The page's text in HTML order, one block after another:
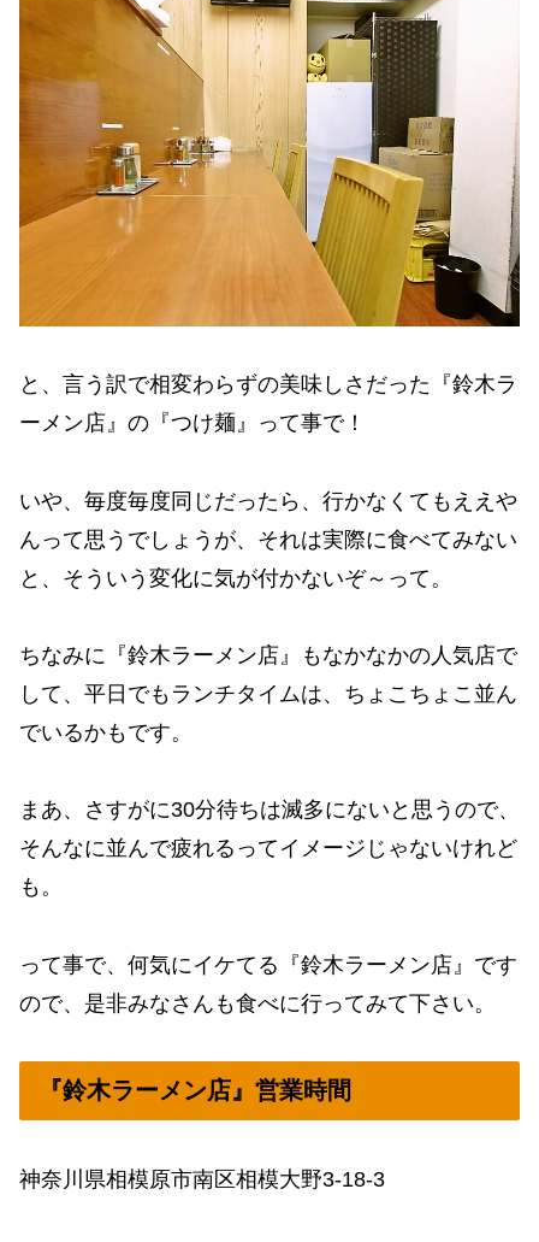
と、言う訳で相変わらずの美味しさだった『鈴木ラ
ーメン店』の『つけ麺』って事で！
いや、毎度毎度同じだったら、行かなくてもええや
んって思うでしょうが、それは実際に食べてみない
と、そういう変化に気が付かないぞ～って。
ちなみに『鈴木ラーメン店』もなかなかの人気店で
して、平日でもランチタイムは、ちょこちょこ並ん
でいるかもです。
まあ、さすがに30分待ちは滅多にないと思うので、
そんなに並んで疲れるってイメージじゃないけれど
も。
って事で、何気にイケてる『鈴木ラーメン店』です
ので、是非みなさんも食べに行ってみて下さい。
『鈴木ラーメン店』営業時間
神奈川県相模原市南区相模大野3-18-3